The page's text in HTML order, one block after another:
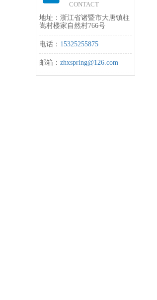
CONTACT
地址：浙江省诸暨市大唐镇柱
嵩村楼家自然村766号
电话： 15325255875
邮箱： zhxspring@126.com